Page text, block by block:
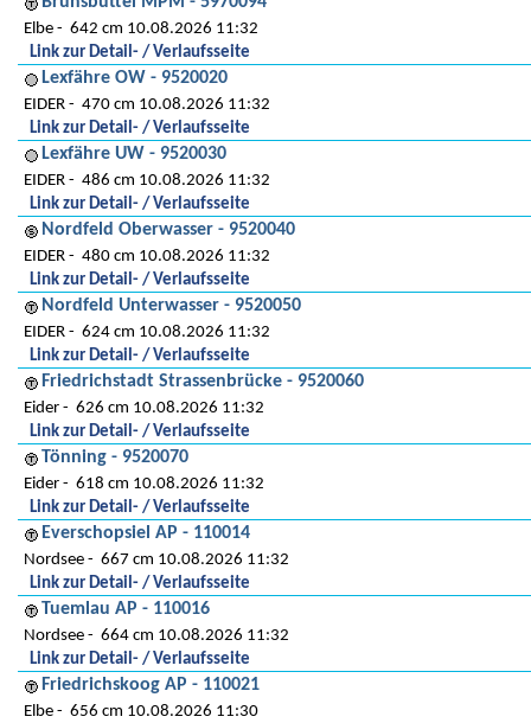
Elbe
642 cm 10.08.2026 11:32
Link zur Detail- / Verlaufsseite
Lexfähre OW - 9520020
EIDER
470 cm 10.08.2026 11:32
Link zur Detail- / Verlaufsseite
Lexfähre UW - 9520030
EIDER
486 cm 10.08.2026 11:32
Link zur Detail- / Verlaufsseite
Nordfeld Oberwasser - 9520040
EIDER
480 cm 10.08.2026 11:32
Link zur Detail- / Verlaufsseite
Nordfeld Unterwasser - 9520050
EIDER
624 cm 10.08.2026 11:32
Link zur Detail- / Verlaufsseite
Friedrichstadt Strassenbrücke - 9520060
Eider
626 cm 10.08.2026 11:32
Link zur Detail- / Verlaufsseite
Tönning - 9520070
Eider
618 cm 10.08.2026 11:32
Link zur Detail- / Verlaufsseite
Everschopsiel AP - 110014
Nordsee
667 cm 10.08.2026 11:32
Link zur Detail- / Verlaufsseite
Tuemlau AP - 110016
Nordsee
664 cm 10.08.2026 11:32
Link zur Detail- / Verlaufsseite
Friedrichskoog AP - 110021
Elbe
656 cm 10.08.2026 11:30